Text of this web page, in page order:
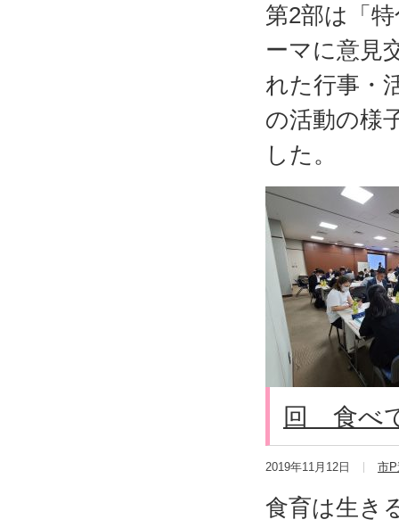
第2部は「
ーマに意見
れた行事・
の活動の様
した。
回 食べ
2019年11月12日 市
食育は生き